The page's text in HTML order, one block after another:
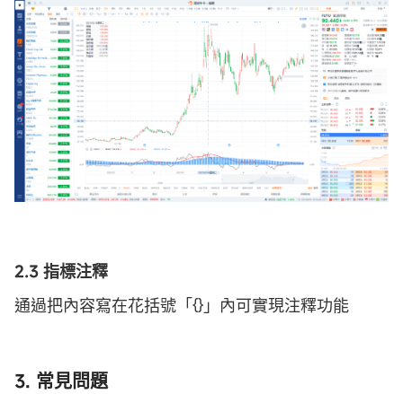
2.3 指標注釋
通過把內容寫在花括號「{}」內可實現注釋功能
3. 常見問題